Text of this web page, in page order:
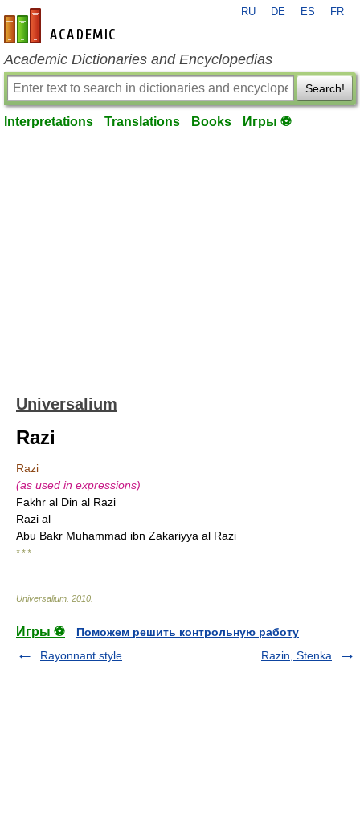
en-academic.com
RU DE ES FR
Academic Dictionaries and Encyclopedias
Search!
Interpretations Translations Books Игры ⚽
Universalium
Razi
Razi
(as used in expressions)
Fakhr al Din al Razi
Razi al
Abu Bakr Muhammad ibn Zakariyya al Razi
* * *
Universalium 2010
Игры ⚽
Поможем решить контрольную работу
Rayonnant style
Razin, Stenka